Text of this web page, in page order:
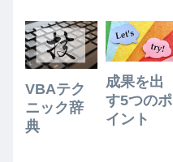
VBAテク
ニック辞
典
成果を出
す5つのポ
イント